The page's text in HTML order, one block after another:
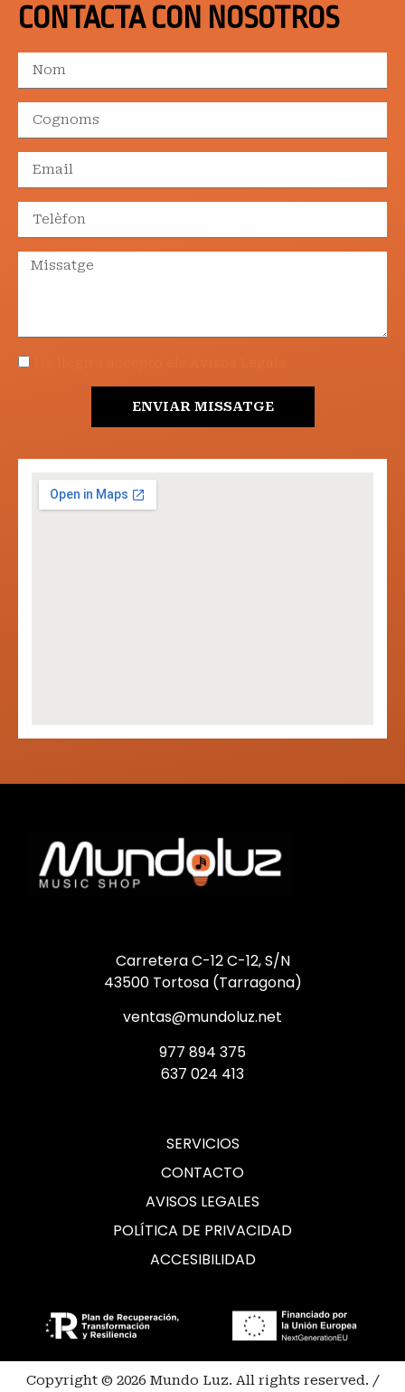
CONTACTA CON NOSOTROS
ENVIAR MISSATGE
Carretera C-12 C-12, S/N
43500 Tortosa (Tarragona)
ventas@mundoluz.net
977 894 375
637 024 413
SERVICIOS
CONTACTO
AVISOS LEGALES
POLÍTICA DE PRIVACIDAD
ACCESIBILIDAD
Copyright © 2026 Mundo Luz. All rights reserved. /